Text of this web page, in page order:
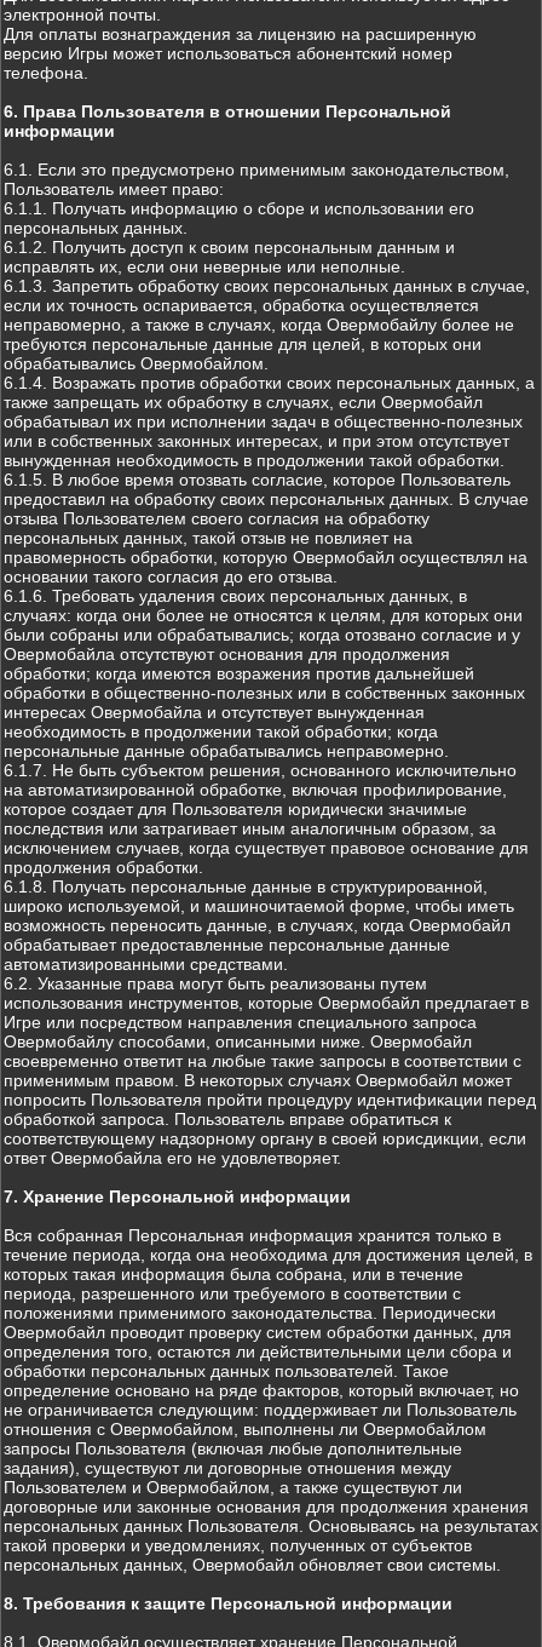
электронной почты.
Для оплаты вознаграждения за лицензию на расширенную
версию Игры может использоваться абонентский номер
телефона.
6. Права Пользователя в отношении Персональной
информации
6.1. Если это предусмотрено применимым законодательством,
Пользователь имеет право:
6.1.1. Получать информацию о сборе и использовании его
персональных данных.
6.1.2. Получить доступ к своим персональным данным и
исправлять их, если они неверные или неполные.
6.1.3. Запретить обработку своих персональных данных в случае,
если их точность оспаривается, обработка осуществляется
неправомерно, а также в случаях, когда Овермобайлу более не
требуются персональные данные для целей, в которых они
обрабатывались Овермобайлом.
6.1.4. Возражать против обработки своих персональных данных, а
также запрещать их обработку в случаях, если Овермобайл
обрабатывал их при исполнении задач в общественно-полезных
или в собственных законных интересах, и при этом отсутствует
вынужденная необходимость в продолжении такой обработки.
6.1.5. В любое время отозвать согласие, которое Пользователь
предоставил на обработку своих персональных данных. В случае
отзыва Пользователем своего согласия на обработку
персональных данных, такой отзыв не повлияет на
правомерность обработки, которую Овермобайл осуществлял на
основании такого согласия до его отзыва.
6.1.6. Требовать удаления своих персональных данных, в
случаях: когда они более не относятся к целям, для которых они
были собраны или обрабатывались; когда отозвано согласие и у
Овермобайла отсутствуют основания для продолжения
обработки; когда имеются возражения против дальнейшей
обработки в общественно-полезных или в собственных законных
интересах Овермобайла и отсутствует вынужденная
необходимость в продолжении такой обработки; когда
персональные данные обрабатывались неправомерно.
6.1.7. Не быть субъектом решения, основанного исключительно
на автоматизированной обработке, включая профилирование,
которое создает для Пользователя юридически значимые
последствия или затрагивает иным аналогичным образом, за
исключением случаев, когда существует правовое основание для
продолжения обработки.
6.1.8. Получать персональные данные в структурированной,
широко используемой, и машиночитаемой форме, чтобы иметь
возможность переносить данные, в случаях, когда Овермобайл
обрабатывает предоставленные персональные данные
автоматизированными средствами.
6.2. Указанные права могут быть реализованы путем
использования инструментов, которые Овермобайл предлагает в
Игре или посредством направления специального запроса
Овермобайлу способами, описанными ниже. Овермобайл
своевременно ответит на любые такие запросы в соответствии с
применимым правом. В некоторых случаях Овермобайл может
попросить Пользователя пройти процедуру идентификации перед
обработкой запроса. Пользователь вправе обратиться к
соответствующему надзорному органу в своей юрисдикции, если
ответ Овермобайла его не удовлетворяет.
7. Хранение Персональной информации
Вся собранная Персональная информация хранится только в
течение периода, когда она необходима для достижения целей, в
которых такая информация была собрана, или в течение
периода, разрешенного или требуемого в соответствии с
положениями применимого законодательства. Периодически
Овермобайл проводит проверку систем обработки данных, для
определения того, остаются ли действительными цели сбора и
обработки персональных данных пользователей. Такое
определение основано на ряде факторов, который включает, но
не ограничивается следующим: поддерживает ли Пользователь
отношения с Овермобайлом, выполнены ли Овермобайлом
запросы Пользователя (включая любые дополнительные
задания), существуют ли договорные отношения между
Пользователем и Овермобайлом, а также существуют ли
договорные или законные основания для продолжения хранения
персональных данных Пользователя. Основываясь на результатах
такой проверки и уведомлениях, полученных от субъектов
персональных данных, Овермобайл обновляет свои системы.
8. Требования к защите Персональной информации
8.1. Овермобайл осуществляет хранение Персональной